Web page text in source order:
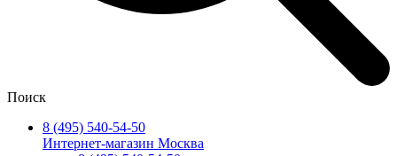
Поиск
8 (495) 540-54-50
Интернет-магазин Москва